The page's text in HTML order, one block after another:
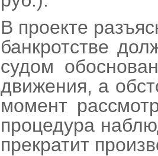
В проекте
банкротстве
судом
движения, а
момент
процедура
прекратит